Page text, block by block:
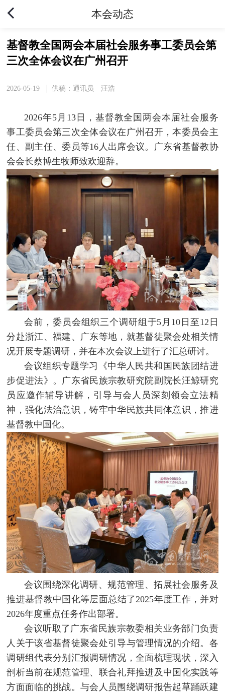
本会动态
基督教全国两会本届社会服务事工委员会第
三次全体会议在广州召开
2026-05-19 供稿：通讯员 汪浩
2026年5月13日，基督教全国两会本届社会服务
事工委员会第三次全体会议在广州召开，本委员会主
任、副主任、委员等16人出席会议。广东省基督教协
会会长蔡博生牧师致欢迎辞。
会前，委员会组织三个调研组于5月10日至12日
分赴浙江、福建、广东等地，就基督徒聚会处相关情
况开展专题调研，并在本次会议上进行了汇总研讨。
会议组织专题学习《中华人民共和国民族团结进
步促进法》。广东省民族宗教研究院副院长汪鲸研究
员应邀作辅导讲解，引导与会人员深刻领会立法精
神，强化法治意识，铸牢中华民族共同体意识，推进
基督教中国化。
会议围绕深化调研、规范管理、拓展社会服务及
推进基督教中国化等层面总结了2025年度工作，并对
2026年度重点任务作出部署。
会议听取了广东省民族宗教委相关业务部门负责
人关于该省基督徒聚会处引导与管理情况的介绍。各
调研组代表分别汇报调研情况，全面梳理现状，深入
剖析当前在规范管理、联合礼拜推进及中国化实践等
方面面临的挑战。与会人员围绕调研报告起草踊跃建